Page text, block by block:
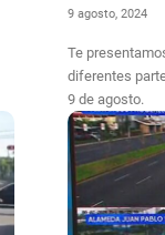
9 agosto, 2024
Te
diferentes
9 de agosto.